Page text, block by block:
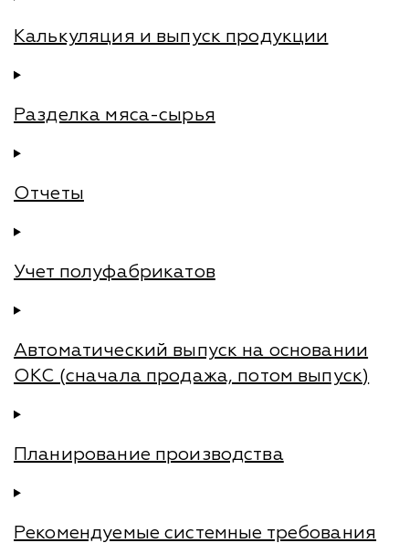
Калькуляция и выпуск продукции
Разделка мяса-сырья
Отчеты
Учет полуфабрикатов
Автоматический выпуск на основании
ОКС (сначала продажа, потом выпуск)
Планирование производства
Рекомендуемые системные требования